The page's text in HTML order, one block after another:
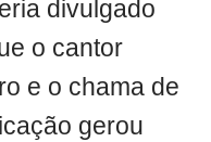
divulgado
o cantor
e o chama de
gerou